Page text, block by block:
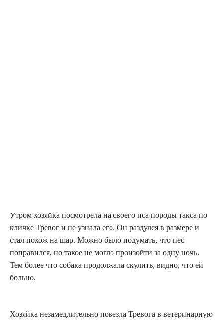
Утром хозяйка посмотрела на своего пса породы такса по
кличке Тревог и не узнала его. Он раздулся в размере и
стал похож на шар. Можно было подумать, что пес
поправился, но такое не могло произойти за одну ночь.
Тем более что собака продолжала скулить, видно, что ей
больно.
Хозяйка незамедлительно повезла Тревога в ветеринарную